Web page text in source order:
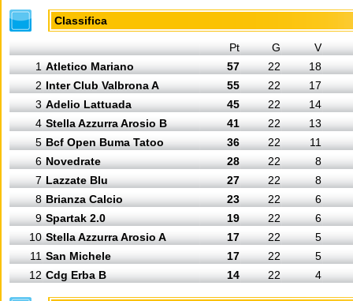
Classifica
Pt G
V
1 Atletico Mariano 57 22
18
2 Inter Club Valbrona A 55 22
17
3 Adelio Lattuada 45 22
14
4 Stella Azzurra Arosio B 41 22
13
5 Bcf Open Buma Tatoo 36 22
11
6 Novedrate 28 22
8
7 Lazzate Blu 27 22
8
8 Brianza Calcio 23 22
6
9 Spartak 2.0 19 22
6
10 Stella Azzurra Arosio A 17 22
5
11 San Michele 17 22
5
12 Cdg Erba B 14 22 4